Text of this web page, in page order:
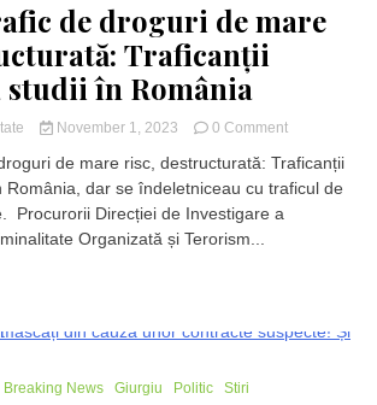
de droguri de mare
Traficanții
studii în România
November 1, 2023 0 Commenton
de
trafic
Traficanții
de mare risc, destructurată: Traficanții
România, dar se îndeletniceau cu traficul de
Procurorii Direcției de Investigare a
Organizată și Terorism...
Breaking News Giurgiu Politic Stiri